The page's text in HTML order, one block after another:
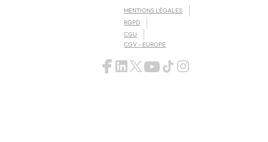
MENTIONS LÉGALES
RGPD
CGU
CGV – EUROPE